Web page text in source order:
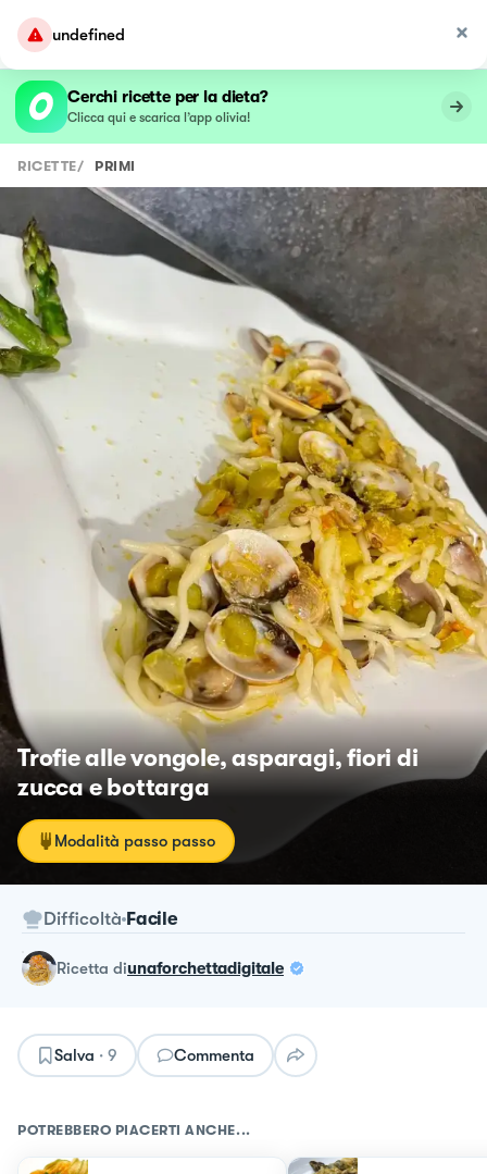
undefined
Cerchi ricette per la dieta?
Clicca qui e scarica l’app olivia!
RICETTE/ PRIMI
Trofie alle vongole, asparagi, fiori di
zucca e bottarga
Modalità passo passo
Difficoltà Facile
ricetta diunaforchettadigitale
Salva · 9 Commenta
POTREBBERO PIACERTI ANCHE...